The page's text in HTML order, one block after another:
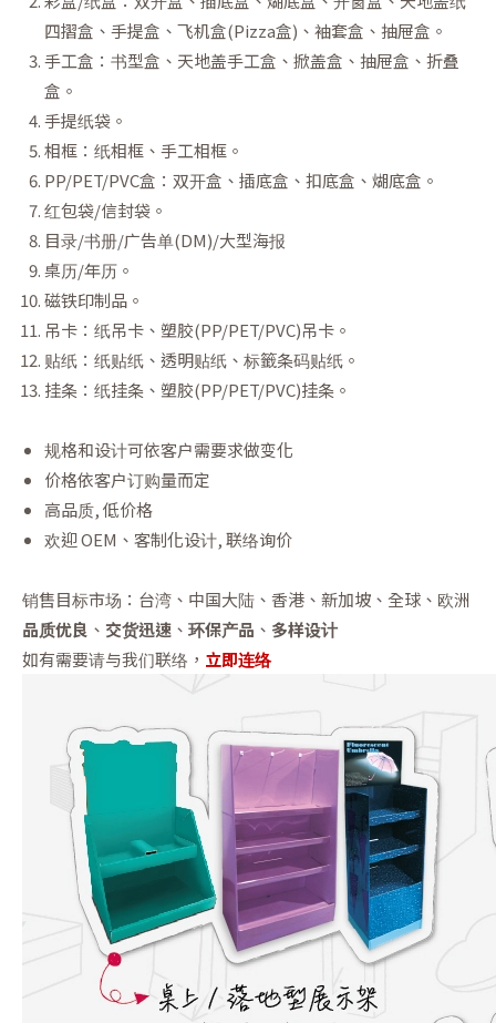
四摺盒、手提盒、飞机盒(Pizza盒)、袖套盒、抽屉盒。
手工盒：书型盒、天地盖手工盒、掀盖盒、抽屉盒、折叠
盒。
手提纸袋。
相框：纸相框、手工相框。
PP/PET/PVC盒：双开盒、插底盒、扣底盒、煳底盒。
红包袋/信封袋。
目录/书册/广告单(DM)/大型海报
桌历/年历。
磁铁印制品。
吊卡：纸吊卡、塑胶(PP/PET/PVC)吊卡。
贴纸：纸贴纸、透明贴纸、标籤条码贴纸。
挂条：纸挂条、塑胶(PP/PET/PVC)挂条。
规格和设计可依客户需要求做变化
价格依客户订购量而定
高品质, 低价格
欢迎 OEM、客制化设计, 联络询价
销售目标市场：台湾、中国大陆、香港、新加坡、全球、欧洲
品质优良 、 交货迅速 、 环保产品 、 多样设计
如有需要请与我们联络， 立即连络